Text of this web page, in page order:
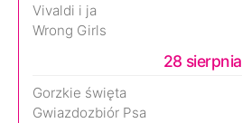
Vivaldi i ja
Wrong Girls
28 sierpnia
Gorzkie święta
Gwiazdozbiór Psa